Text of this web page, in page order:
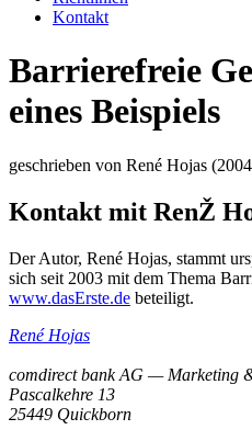
Kontakt
Barrierefreie
eines Beispiels
geschrieben von René Hojas
Kontakt mit RenŽ
Der Autor, René Hojas, stammt
sich seit 2003 mit dem Thema
www.dasErste.de beteiligt.
René Hojas
comdirect bank AG — Marketing
Pascalkehre 13
25449 Quickborn